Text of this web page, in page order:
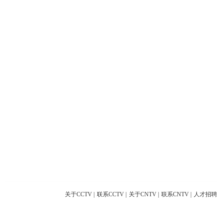
关于CCTV 联系CCTV 关于CNTV 联系CNTV 人才招聘